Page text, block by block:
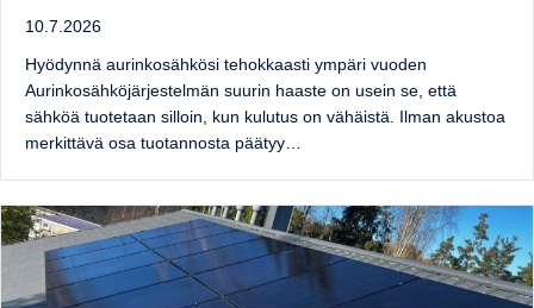
10.7.2026
Hyödynnä aurinkosähkösi tehokkaasti ympäri vuoden
Aurinkosähköjärjestelmän suurin haaste on usein se, että
sähköä tuotetaan silloin, kun kulutus on vähäistä. Ilman akustoa
merkittävä osa tuotannosta päätyy…